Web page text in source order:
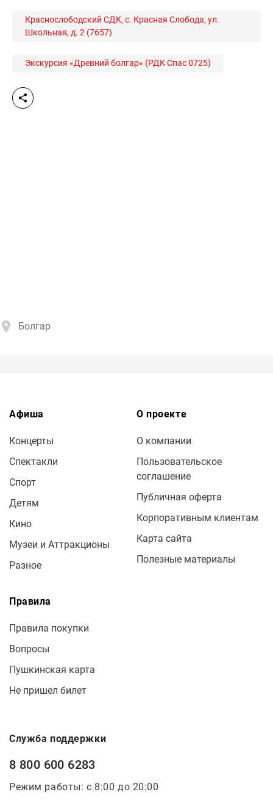
Краснослободский СДК, с. Красная Слобода, ул.
Школьная, д. 2 (7657)
Экскурсия «Древний болгар» (РДК Спас 0725)
Болгар
Афиша
Концерты
Спектакли
Спорт
Детям
Кино
Музеи и Аттракционы
Разное
О проекте
О компании
Пользовательское
соглашение
Публичная оферта
Корпоративным клиентам
Карта сайта
Полезные материалы
Правила
Правила покупки
Вопросы
Пушкинская карта
Не пришел билет
Служба поддержки
8 800 600 6283
Режим работы: с 8:00 до 20:00